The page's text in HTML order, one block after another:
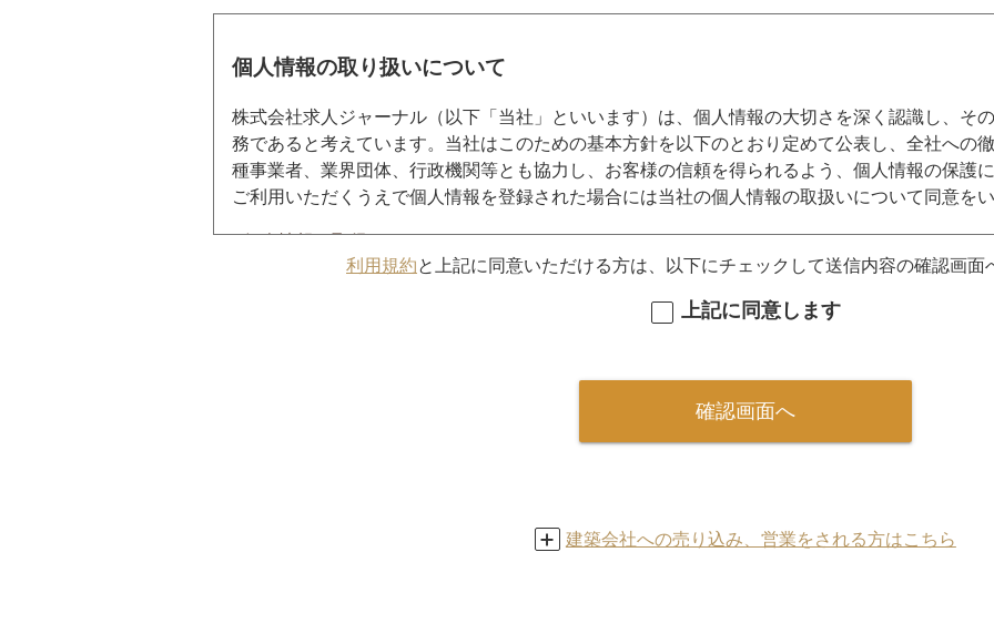
個人情報の取り扱いについて
株式会社求人ジャーナル（以下「当社」といいます）は、個人情報の大切さを深く認識し、そ
務であると考えています。当社はこのための基本方針を以下のとおり定めて公表し、全社への
種事業者、業界団体、行政機関等とも協力し、お客様の信頼を得られるよう、個人情報の保護
ご利用いただくうえで個人情報を登録された場合には当社の個人情報の取扱いについて同意を
た取り扱いを行わず、目的外の利用を防ぐための措置を講じます。本人の承諾無く、第
利用規約と上記に同意いただける方は、以下にチェックして送信内容の確認画面
上記に同意します
確認画面へ
建築会社への売り込み、営業をされる方はこちら